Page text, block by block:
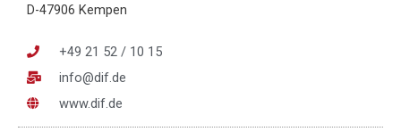
D-47906 Kempen
+49 21 52 / 10 15
info@dif.de
www.dif.de